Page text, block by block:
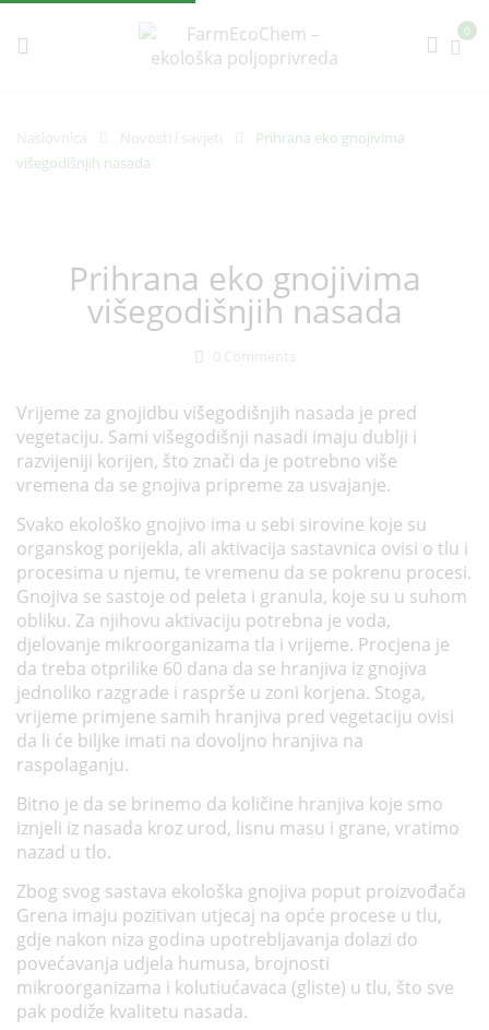
0
Naslovnica Novosti i savjeti
Prihrana eko gnojivima
višegodišnjih nasada
Prihrana eko gnojivima
višegodišnjih nasada
0 Comments
Vrijeme za gnojidbu višegodišnjih nasada je pred
vegetaciju. Sami višegodišnji nasadi imaju dublji i
razvijeniji korijen, što znači da je potrebno više
vremena da se gnojiva pripreme za usvajanje.
Svako ekološko gnojivo ima u sebi sirovine koje su
organskog porijekla, ali aktivacija sastavnica ovisi o tlu i
procesima u njemu, te vremenu da se pokrenu procesi.
Gnojiva se sastoje od peleta i granula, koje su u suhom
obliku. Za njihovu aktivaciju potrebna je voda,
djelovanje mikroorganizama tla i vrijeme. Procjena je
da treba otprilike 60 dana da se hranjiva iz gnojiva
jednoliko razgrade i rasprše u zoni korjena. Stoga,
vrijeme primjene samih hranjiva pred vegetaciju ovisi
da li će biljke imati na dovoljno hranjiva na
raspolaganju.
Bitno je da se brinemo da količine hranjiva koje smo
iznjeli iz nasada kroz urod, lisnu masu i grane, vratimo
nazad u tlo.
Zbog svog sastava ekološka gnojiva poput proizvođača
Grena imaju pozitivan utjecaj na opće procese u tlu,
gdje nakon niza godina upotrebljavanja dolazi do
povećavanja udjela humusa, brojnosti
mikroorganizama i kolutiućavaca (gliste) u tlu, što sve
pak podiže kvalitetu nasada.